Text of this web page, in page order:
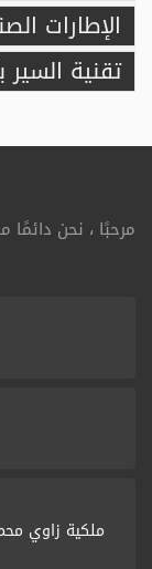
الإطارات
تقنية السير
مرحبًا ، نحن دائمًا